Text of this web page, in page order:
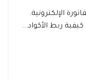
الإلكترونية.